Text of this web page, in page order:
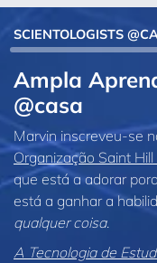
SCIENTOLOGISTS
Ampla
@casa
Marvin inscreveu‑se
Organização Saint
que está a adorar
está a ganhar a
qualquer coisa.
A Tecnologia de